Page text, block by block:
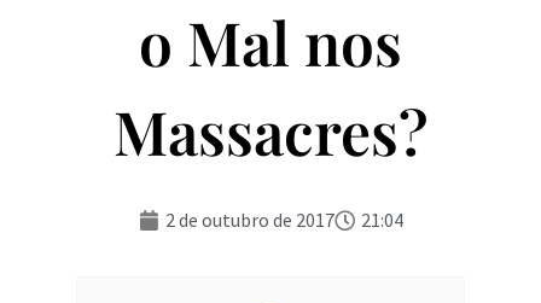
o Mal nos
Massacres?
2 de outubro de 2017 21:04